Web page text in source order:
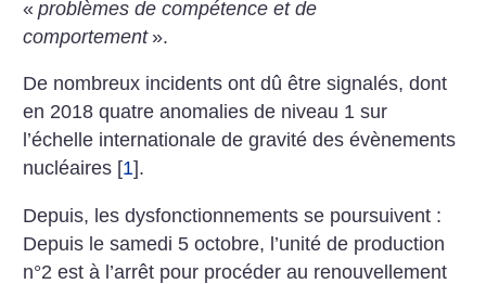
« problèmes de compétence et de
comportement ».
De nombreux incidents ont dû être signalés, dont
en 2018 quatre anomalies de niveau 1 sur
l’échelle internationale de gravité des évènements
nucléaires [1].
Depuis, les dysfonctionnements se poursuivent :
Depuis le samedi 5 octobre, l’unité de production
n°2 est à l’arrêt pour procéder au renouvellement